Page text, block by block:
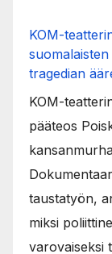
KOM-
tragedian
KOM-
pääteos
taustatyön,
miksi
varovaiseksi